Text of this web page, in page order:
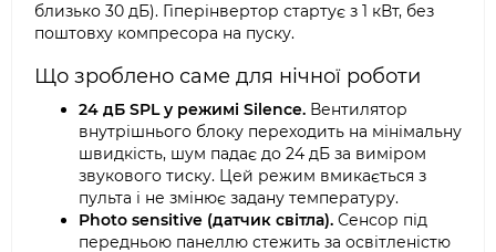
близько 30 дБ). Гіперінвертор стартує з 1 кВт, без
поштовху компресора на пуску.
Що зроблено саме для нічної роботи
24 дБ SPL у режимі Silence. Вентилятор
внутрішнього блоку переходить на мінімальну
швидкість, шум падає до 24 дБ за виміром
звукового тиску. Цей режим вмикається з
пульта і не змінює задану температуру.
Photo sensitive (датчик світла). Сенсор під
передньою панеллю стежить за освітленістю